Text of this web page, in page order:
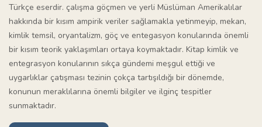
Türkçe eserdir. çalışma göçmen ve yerli Müslüman Amerikalılar
hakkında bir kısım ampirik veriler sağlamakla yetinmeyip, mekan,
kimlik temsil, oryantalizm, göç ve entegasyon konularında önemli
bir kısım teorik yaklaşımları ortaya koymaktadır. Kitap kimlik ve
entegrasyon konularının sıkça gündemi meşgul ettiği ve
uygarlıklar çatışması tezinin çokça tartışıldığı bir dönemde,
konunun meraklılarına önemli bilgiler ve ilginç tespitler
sunmaktadır.